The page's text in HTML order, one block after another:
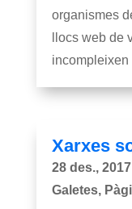
organismes
llocs web de
incompleixen
Xarxes
28 des., 2017
Galetes,